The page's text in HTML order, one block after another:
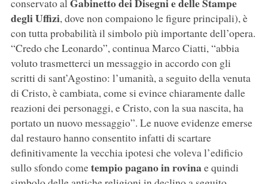
conservato al
degli Uffizi, dove non compaiono le figure principali), è
con tutta probabilità il simbolo più importante dell’opera.
“Credo che Leonardo”, continua Marco Ciatti, “abbia
voluto trasmetterci un messaggio in accordo con gli
scritti di sant’Agostino: l’umanità, a seguito della venuta
di Cristo, è cambiata, come si evince chiaramente dalle
reazioni dei personaggi, e Cristo, con la sua nascita, ha
portato un nuovo messaggio”. Le nuove evidenze emerse
dal restauro hanno consentito infatti di scartare
definitivamente la vecchia ipotesi che voleva l’edificio
sullo sfondo cometempio pagano in rovinae quindi